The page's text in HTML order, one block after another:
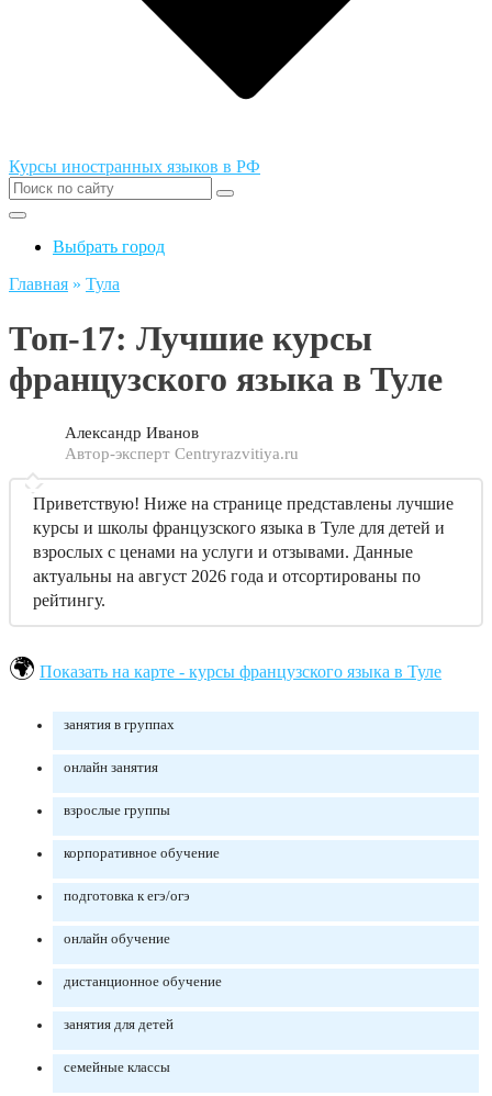
Курсы иностранных языков в РФ
Выбрать город
Главная » Тула
Топ-17: Лучшие курсы
французского языка в Туле
Александр Иванов
Автор-эксперт Centryrazvitiya.ru
Приветствую! Ниже на странице представлены лучшие
курсы и школы французского языка в Туле для детей и
взрослых с ценами на услуги и отзывами. Данные
актуальны на август 2026 года и отсортированы по
рейтингу.
Показать на карте - курсы французского языка в Туле
занятия в группах
онлайн занятия
взрослые группы
корпоративное обучение
подготовка к егэ/огэ
онлайн обучение
дистанционное обучение
занятия для детей
семейные классы